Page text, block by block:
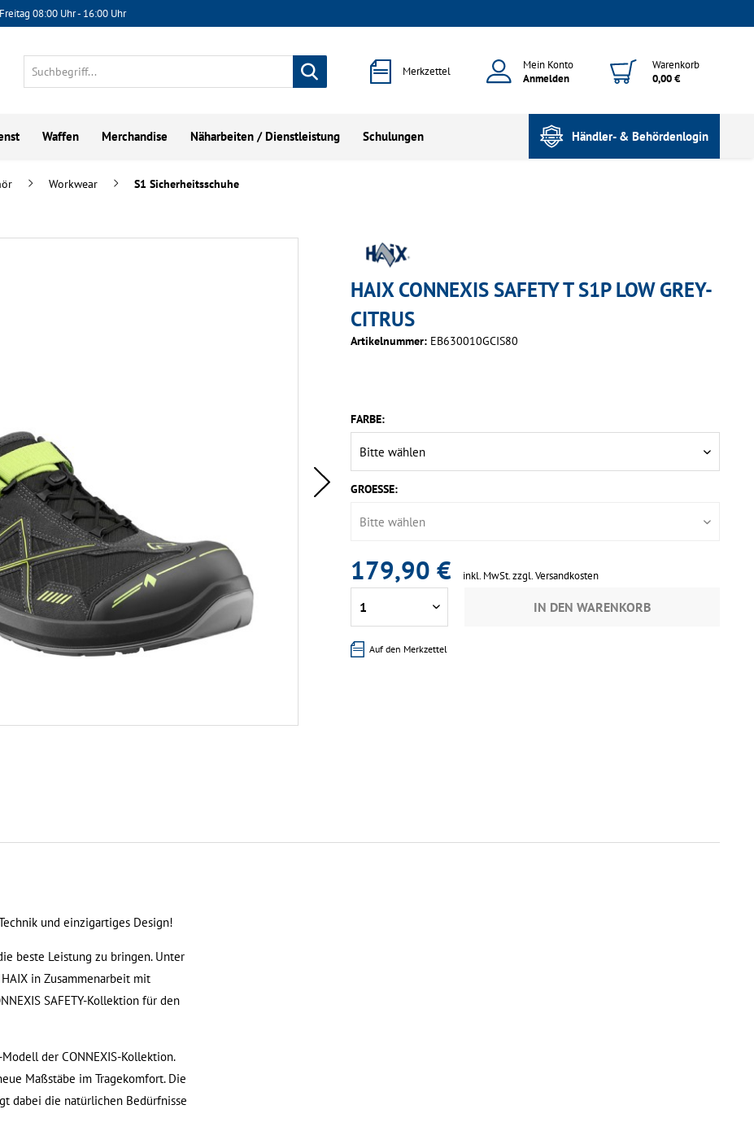
08:00 Uhr - 16:00 Uhr
Merkzettel
Mein Konto
Anmelden
Warenkorb
0,00 €
Waffen Merchandise Näharbeiten / Dienstleistung Schulungen Händler- & Behördenlogin
Workwear S1 Sicherheitsschuhe
HAIX CONNEXIS SAFETY T S1P LOW GREY-
CITRUS
Artikelnummer: EB630010GCIS80
FARBE:
GROESSE:
179,90 € inkl. MwSt.zzgl. Versandkosten
IN DEN WARENKORB
Auf den Merkzettel
und einzigartiges Design!
beste Leistung zu bringen. Unter
in Zusammenarbeit mit
SAFETY-Kollektion für den
der CONNEXIS-Kollektion.
Maßstäbe im Tragekomfort. Die
dabei die natürlichen Bedürfnisse